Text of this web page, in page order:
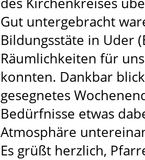
Gut untergebracht
Bildungsstäte in Uder
Räumlichkeiten für
konnten. Dankbar
gesegnetes
Bedürfnisse etwas
Atmosphäre
Es grüßt herzlich,